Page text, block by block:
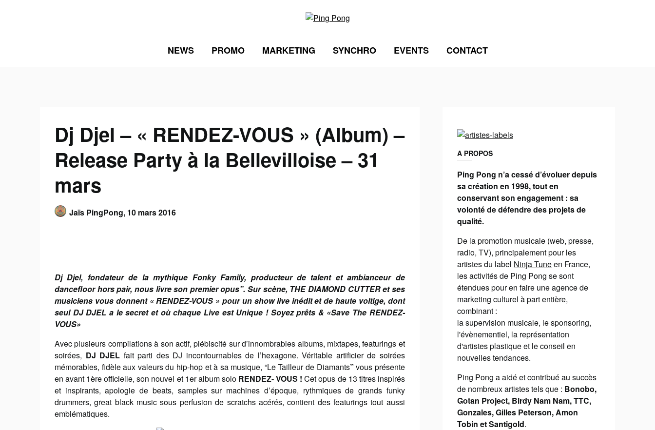
NEWS PROMO MARKETING SYNCHRO EVENTS CONTACT
Dj Djel – « RENDEZ-VOUS » (Album) –
Release Party à la Bellevilloise – 31
mars
Jaïs PingPong, 10 mars 2016
Dj Djel, fondateur de la mythique Fonky Family, producteur de talent et ambianceur de
dancefloor hors pair, nous livre son premier opus”. Sur scène, THE DIAMOND CUTTER et ses
musiciens vous donnent « RENDEZ-VOUS » pour un show live inédit et de haute voltige, dont
seul DJ DJEL a le secret et où chaque Live est Unique ! Soyez prêts & «Save The RENDEZ-
VOUS»
Avec plusieurs compilations à son actif, plébiscité sur d’innombrables albums, mixtapes, featurings et
soirées, DJ DJEL fait parti des DJ incontournables de l’hexagone. Véritable artificier de soirées
mémorables, fidèle aux valeurs du hip-hop et à sa musique, “Le Tailleur de Diamants” vous présente
en avant 1ère officielle, son nouvel et 1er album solo RENDEZ- VOUS ! Cet opus de 13 titres inspirés
et inspirants, apologie de beats, samples sur machines d’époque, rythmiques de grands funky
drummers, great black music sous perfusion de scratchs acérés, contient des featurings tout aussi
emblématiques.
A PROPOS
Ping Pong n’a cessé d’évoluer depuis
sa création en 1998, tout en
conservant son engagement : sa
volonté de défendre des projets de
qualité.
De la promotion musicale (web, presse,
radio, TV), principalement pour les
artistes du label Ninja Tuneen France,
les activités de Ping Pong se sont
étendues pour en faire une agence de
marketing culturel à part entière,
combinant :
la supervision musicale, le sponsoring,
l'évènementiel, la représentation
d'artistes plastique et le conseil en
nouvelles tendances.
Ping Pong a aidé et contribué au succès
de nombreux artistes tels que : Bonobo,
Gotan Project, Birdy Nam Nam, TTC,
Gonzales, Gilles Peterson, Amon
Tobin et Santigold.